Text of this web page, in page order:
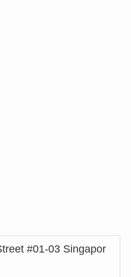
#01-03 Singapor